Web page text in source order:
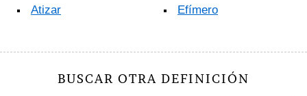
Atizar Efímero
BUSCAR OTRA DEFINICIÓN